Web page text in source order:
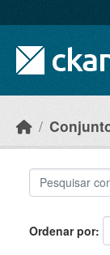
Ordenar por